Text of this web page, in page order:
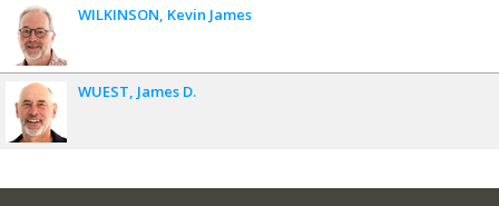
WILKINSON Kevin James
WUEST James D.